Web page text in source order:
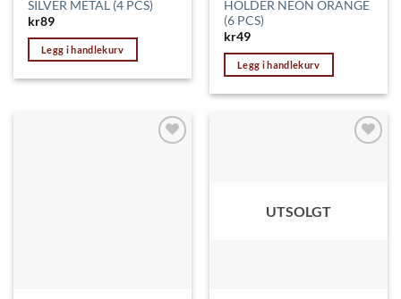
SILVER METAL (4 PCS)
kr89
Legg i handlekurv
HOLDER NEON ORANGE
(6 PCS)
kr49
Legg i handlekurv
UTSOLGT